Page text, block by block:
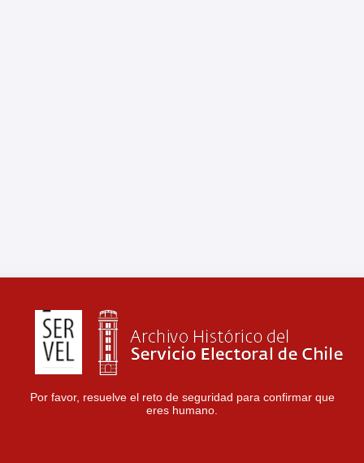
Por favor, resuelve el reto de seguridad para confirmar que
eres humano.